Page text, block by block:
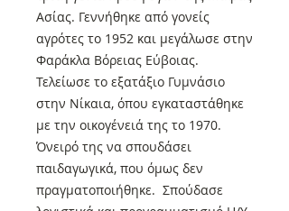
Ασίας. Γεννήθηκε από γονείς
αγρότες το 1952 και μεγάλωσε στην
Φαράκλα Βόρειας Εύβοιας.
Τελείωσε το εξατάξιο Γυμνάσιο
στην Νίκαια, όπου εγκαταστάθηκε
με την οικογένειά της το 1970.
Όνειρό της να σπουδάσει
παιδαγωγικά, που όμως δεν
πραγματοποιήθηκε. Σπούδασε